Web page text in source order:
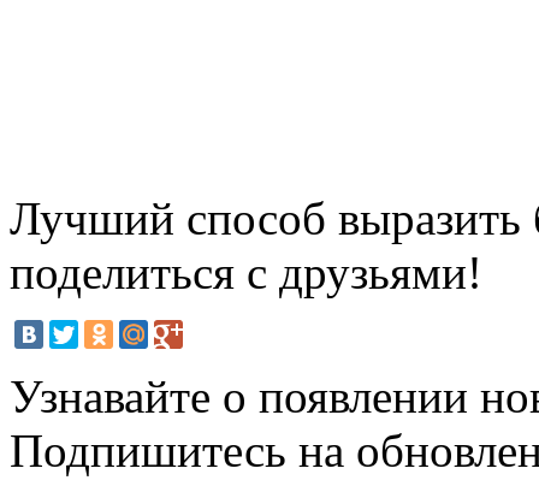
Лучший способ выразить
поделиться с друзьями!
Узнавайте о появлении
Подпишитесь на